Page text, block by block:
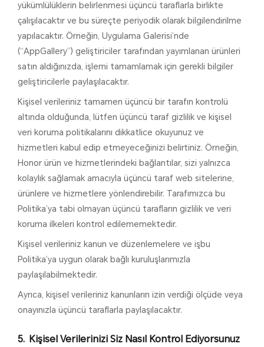
yükümlülüklerin belirlenmesi üçüncü taraflarla birlikte
çalışılacaktır ve bu süreçte periyodik olarak bilgilendirilme
yapılacaktır. Örneğin, Uygulama Galerisi’nde
(“AppGallery”) geliştiriciler tarafından yayımlanan ürünleri
satın aldığınızda, işlemi tamamlamak için gerekli bilgiler
geliştiricilerle paylaşılacaktır.
Kişisel verileriniz tamamen üçüncü bir tarafın kontrolü
altında olduğunda, lütfen üçüncü taraf gizlilik ve kişisel
veri koruma politikalarını dikkatlice okuyunuz ve
hizmetleri kabul edip etmeyeceğinizi belirtiniz. Örneğin,
Honor ürün ve hizmetlerindeki bağlantılar, sizi yalnızca
kolaylık sağlamak amacıyla üçüncü taraf web sitelerine,
ürünlere ve hizmetlere yönlendirebilir. Tarafımızca bu
Politika’ya tabi olmayan üçüncü tarafların gizlilik ve veri
koruma ilkeleri kontrol edilememektedir.
Kişisel verileriniz kanun ve düzenlemelere ve işbu
Politika’ya uygun olarak bağlı kuruluşlarımızla
paylaşılabilmektedir.
Ayrıca, kişisel verileriniz kanunların izin verdiği ölçüde veya
onayınızla üçüncü taraflarla paylaşılacaktır.
Kişisel Verilerinizi Siz Nasıl Kontrol Ediyorsunuz